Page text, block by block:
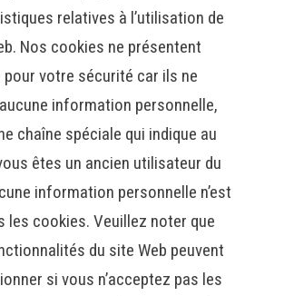
relatives à l’utilisation de
Nos cookies ne présentent
pour votre sécurité car ils ne
information personnelle,
chaîne spéciale qui indique au
êtes un ancien utilisateur du
information personnelle n’est
les cookies. Veuillez noter que
du site Web peuvent
si vous n’acceptez pas les